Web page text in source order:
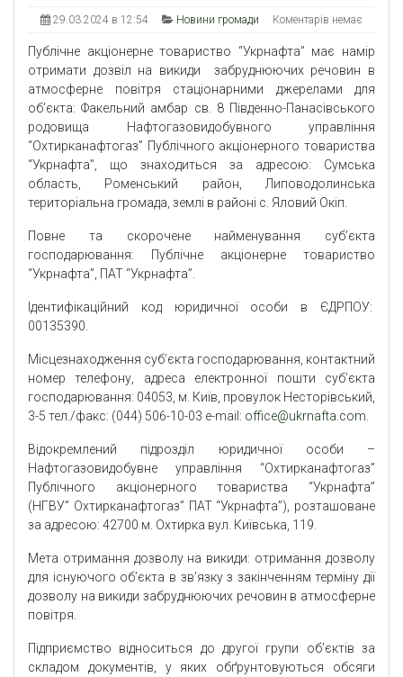
29.03.2024 в 12:54 Новини громади Коментарів немає
Публічне акціонерне товариство “Укрнафта” має намір
отримати дозвіл на викиди забруднюючих речовин в
атмосферне повітря стаціонарними джерелами для
об’єкта: Факельний амбар св. 8 Південно-Панасівського
родовища Нафтогазовидобувного управління
“Охтирканафтогаз” Публічного акціонерного товариства
“Укрнафта”, що знаходиться за адресою: Сумська
область, Роменський район, Липоводолинська
територіальна громада, землі в районі с. Яловий Окіп.
Повне та скорочене найменування суб’єкта
господарювання: Публічне акціонерне товариство
“Укрнафта”, ПАТ “Укрнафта”.
Ідентифікаційний код юридичної особи в ЄДРПОУ:
00135390.
Місцезнаходження суб’єкта господарювання, контактний
номер телефону, адреса електронної пошти суб’єкта
господарювання: 04053, м. Київ, провулок Несторівський,
3-5 тел./факс: (044) 506-10-03 e-mail: office@ukrnafta.com
Відокремлений підрозділ юридичної особи –
Нафтогазовидобувне управління “Охтирканафтогаз”
Публічного акціонерного товариства “Укрнафта”
(НГВУ” Охтирканафтогаз” ПАТ “Укрнафта”), розташоване
за адресою: 42700 м. Охтирка вул. Київська, 119.
Мета отримання дозволу на викиди: отримання дозволу
для існуючого об’єкта в зв’язку з закінченням терміну дії
дозволу на викиди забруднюючих речовин в атмосферне
повітря.
Підприємство відноситься до другої групи об’єктів за
складом документів, у яких обґрунтовуються обсяги